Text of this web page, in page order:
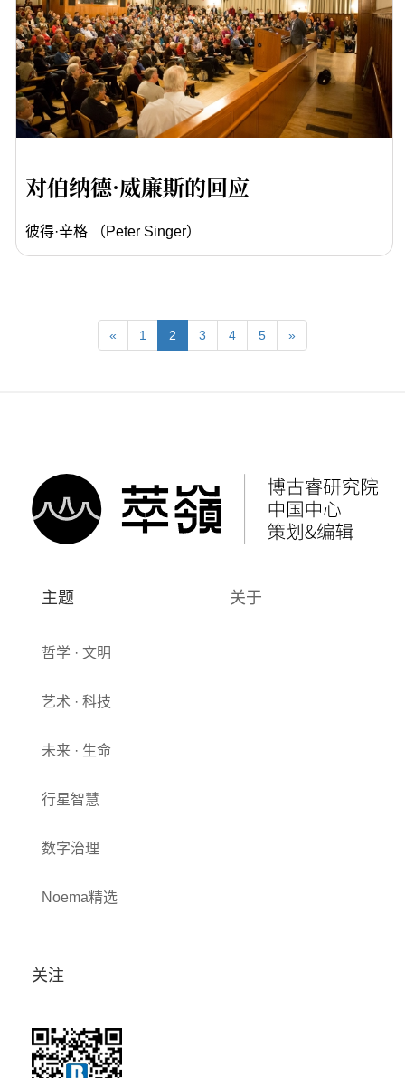
对伯纳德·威廉斯的回应
彼得·辛格 （Peter Singer）
« 1 2 3 4 5 »
主题
哲学 · 文明
艺术 · 科技
未来 · 生命
行星智慧
数字治理
Noema精选
关于
关注